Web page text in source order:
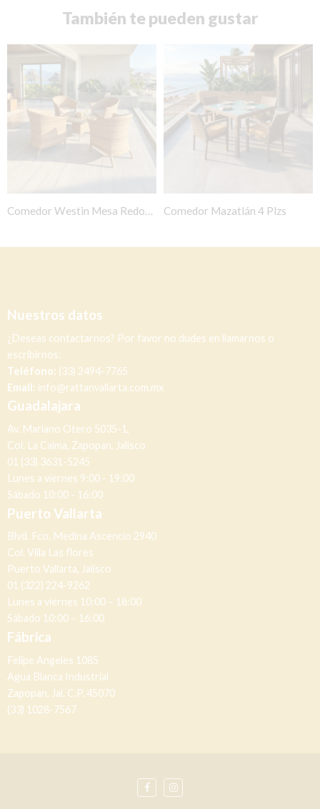
También te pueden gustar
Comedor Westin Mesa Redonda c/ 4 sillas Comedor Mazatlán 4 Plzs
Nuestros datos
¿Deseas contactarnos? Por favor no dudes en llamarnos o
escribirnos:
Teléfono: (33) 2494-7765
Email: info@rattanvallarta.com.mx
Guadalajara
Av. Mariano Otero 5035-1,
Col. La Calma, Zapopan, Jalisco
01 (33) 3631-5245
Lunes a viernes 9:00 - 19:00
Sábado 10:00 - 16:00
Puerto Vallarta
Blvd. Fco. Medina Ascencio 2940
Col. Villa Las flores
Puerto Vallarta, Jalisco
01 (322) 224-9262
Lunes a viernes 10:00 – 18:00
Sábado 10:00 – 16:00
Fábrica
Felipe Angeles 1085
Agua Blanca Industrial
Zapopan, Jal. C.P. 45070
(33) 1028-7567